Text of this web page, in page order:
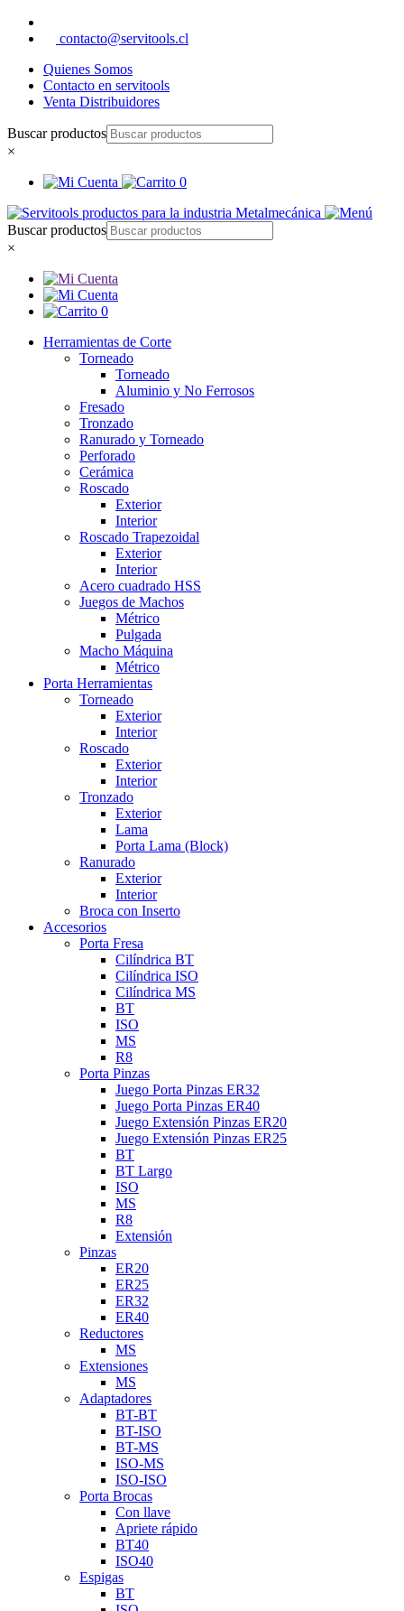
contacto@servitools.cl
Quienes Somos
Contacto en servitools
Venta Distribuidores
Buscar productos
×
0
Buscar productos
×
0
Herramientas de Corte
Torneado
Torneado
Aluminio y No Ferrosos
Fresado
Tronzado
Ranurado y Torneado
Perforado
Cerámica
Roscado
Exterior
Interior
Roscado Trapezoidal
Exterior
Interior
Acero cuadrado HSS
Juegos de Machos
Métrico
Pulgada
Macho Máquina
Métrico
Porta Herramientas
Torneado
Exterior
Interior
Roscado
Exterior
Interior
Tronzado
Exterior
Lama
Porta Lama (Block)
Ranurado
Exterior
Interior
Broca con Inserto
Accesorios
Porta Fresa
Cilíndrica BT
Cilíndrica ISO
Cilíndrica MS
BT
ISO
MS
R8
Porta Pinzas
Juego Porta Pinzas ER32
Juego Porta Pinzas ER40
Juego Extensión Pinzas ER20
Juego Extensión Pinzas ER25
BT
BT Largo
ISO
MS
R8
Extensión
Pinzas
ER20
ER25
ER32
ER40
Reductores
MS
Extensiones
MS
Adaptadores
BT-BT
BT-ISO
BT-MS
ISO-MS
ISO-ISO
Porta Brocas
Con llave
Apriete rápido
BT40
ISO40
Espigas
BT